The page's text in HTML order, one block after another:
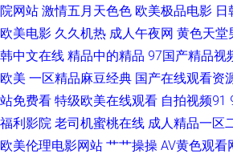
九一自拍 免费欧美毛片A级 日本浮力影院 少妇性
人人爱 不卡久久 豆花91网 激情福利导航 欧美瑟
色福利导航 亚洲TV无码精品 91色视 俺去射啦 国
男人天堂黄色 日韩A级片 午夜性交片 中日韩欧成
院网站 激情五月天色色 欧美极品电影 日
欧美电影 久久机热 成人午夜网 黄色天堂
韩中文在线 精品中的精品 97国产精品视
欧美 一区精品麻豆经典 国产在线观看资
站免费看 特级欧美在线观看 自拍视频91
福利影院 老司机蜜桃在线 成人精品一区
欧美伦理电影网站 艹艹操操 AV黄色观看